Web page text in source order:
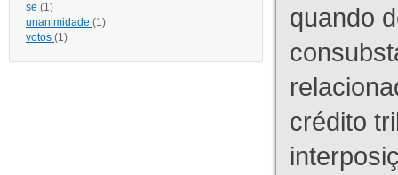
se (1)
unanimidade (1)
votos (1)
quando
crédito